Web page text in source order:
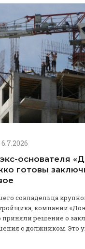
6.7.2026
основателя
готовы
совладельца
компании
решение о
с должником. Это